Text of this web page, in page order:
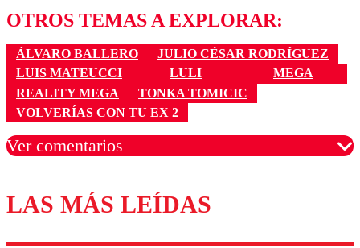
OTROS TEMAS A EXPLORAR:
ÁLVARO BALLERO
JULIO CÉSAR RODRÍGUEZ
LUIS MATEUCCI
LULI
MEGA
REALITY MEGA
TONKA TOMICIC
VOLVERÍAS CON TU EX 2
Ver comentarios
Los comentarios son moderados para garantizar un
diálogo respetuoso.
LAS MÁS LEÍDAS